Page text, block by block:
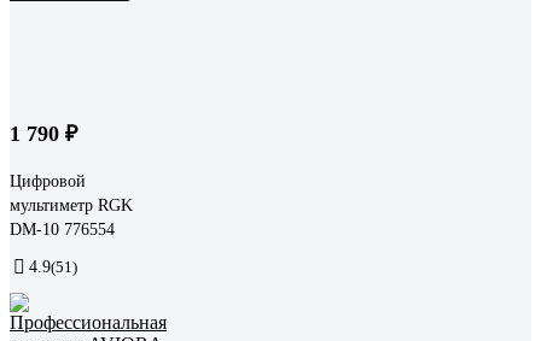
1 790 ₽
Цифровой
мультиметр RGK
DM-10 776554
4.9(51)